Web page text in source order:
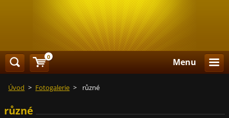
Menu
Úvod > Fotogalerie > různé
různé
0